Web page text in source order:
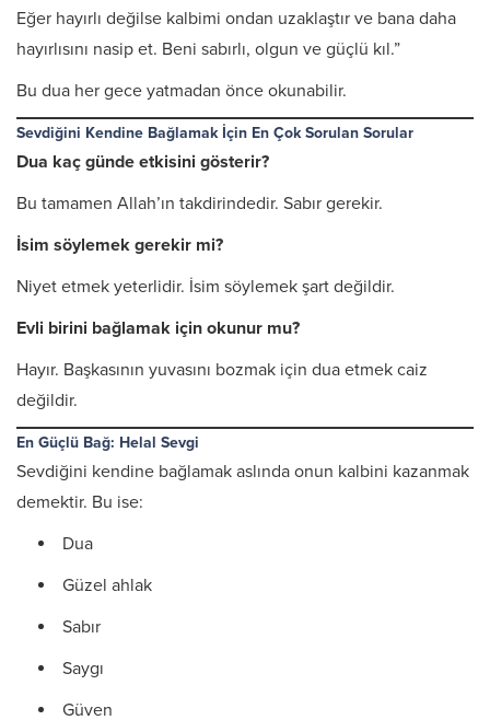
Eğer hayırlı değilse kalbimi ondan uzaklaştır ve bana daha
hayırlısını nasip et. Beni sabırlı, olgun ve güçlü kıl.”
Bu dua her gece yatmadan önce okunabilir.
Sevdiğini Kendine Bağlamak İçin En Çok Sorulan Sorular
Dua kaç günde etkisini gösterir?
Bu tamamen Allah’ın takdirindedir. Sabır gerekir.
İsim söylemek gerekir mi?
Niyet etmek yeterlidir. İsim söylemek şart değildir.
Evli birini bağlamak için okunur mu?
Hayır. Başkasının yuvasını bozmak için dua etmek caiz
değildir.
En Güçlü Bağ: Helal Sevgi
Sevdiğini kendine bağlamak aslında onun kalbini kazanmak
demektir. Bu ise:
Dua
Güzel ahlak
Sabır
Saygı
Güven